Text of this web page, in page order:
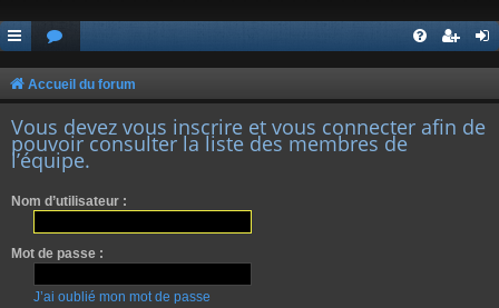
Accueil du forum
Vous devez vous inscrire et vous connecter afin de
pouvoir consulter la liste des membres de
l’équipe.
Nom d’utilisateur :
Mot de passe :
J’ai oublié mon mot de passe